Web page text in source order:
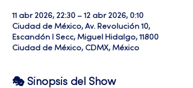
11 abr 2026, 22:30 – 12 abr 2026, 0:10
Ciudad de México, Av. Revolución 10,
Escandón I Secc, Miguel Hidalgo, 11800
Ciudad de México, CDMX, México
🎭 Sinopsis del Show